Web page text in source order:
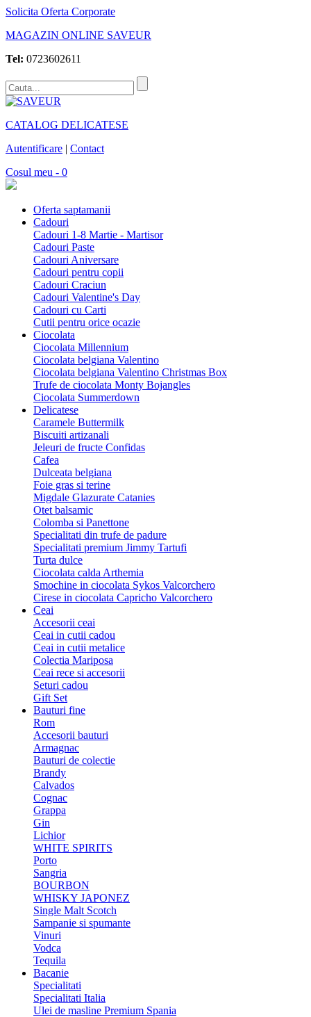
Solicita Oferta Corporate
MAGAZIN ONLINE SAVEUR
Tel: 0723602611
CATALOG DELICATESE
Autentificare | Contact
Cosul meu - 0
Oferta saptamanii
Cadouri
Cadouri 1-8 Martie - Martisor
Cadouri Paste
Cadouri Aniversare
Cadouri pentru copii
Cadouri Craciun
Cadouri Valentine's Day
Cadouri cu Carti
Cutii pentru orice ocazie
Ciocolata
Ciocolata Millennium
Ciocolata belgiana Valentino
Ciocolata belgiana Valentino Christmas Box
Trufe de ciocolata Monty Bojangles
Ciocolata Summerdown
Delicatese
Caramele Buttermilk
Biscuiti artizanali
Jeleuri de fructe Confidas
Cafea
Dulceata belgiana
Foie gras si terine
Migdale Glazurate Catanies
Otet balsamic
Colomba si Panettone
Specialitati din trufe de padure
Specialitati premium Jimmy Tartufi
Turta dulce
Ciocolata calda Arthemia
Smochine in ciocolata Sykos Valcorchero
Cirese in ciocolata Capricho Valcorchero
Ceai
Accesorii ceai
Ceai in cutii cadou
Ceai in cutii metalice
Colectia Mariposa
Ceai rece si accesorii
Seturi cadou
Gift Set
Bauturi fine
Rom
Accesorii bauturi
Armagnac
Bauturi de colectie
Brandy
Calvados
Cognac
Grappa
Gin
Lichior
WHITE SPIRITS
Porto
Sangria
BOURBON
WHISKY JAPONEZ
Single Malt Scotch
Sampanie si spumante
Vinuri
Vodca
Tequila
Bacanie
Specialitati
Specialitati Italia
Ulei de masline Premium Spania